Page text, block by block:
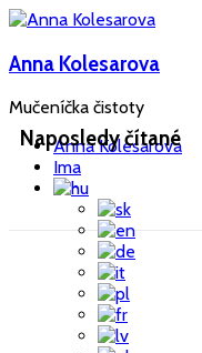
Anna Kolesarova
Mučeníčka čistoty
Anna Kolesarova
Ima
Naposledy čítané